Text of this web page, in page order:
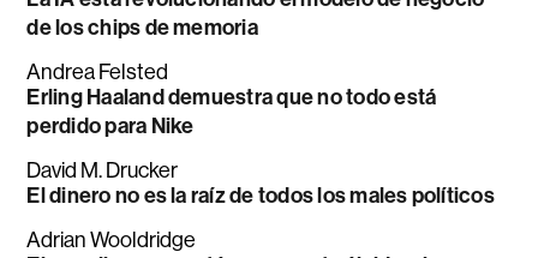
de los chips de memoria
Andrea Felsted
Erling Haaland demuestra que no todo está
perdido para Nike
David M. Drucker
El dinero no es la raíz de todos los males políticos
Adrian Wooldridge